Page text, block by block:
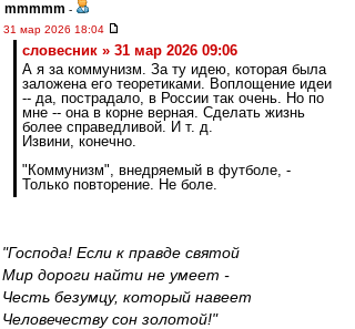
mmmmm -
31 мар 2026 18:04
словесник » 31 мар 2026 09:06
А я за коммунизм. За ту идею, которая была
заложена его теоретиками. Воплощение идеи
-- да, пострадало, в России так очень. Но по
мне -- она в корне верная. Сделать жизнь
более справедливой. И т. д.
Извини, конечно.
"Коммунизм", внедряемый в футболе, -
Только повторение. Не боле.
"Господа! Если к правде святой
Мир дороги найти не умеет -
Честь безумцу, который навеет
Человечеству сон золотой!"